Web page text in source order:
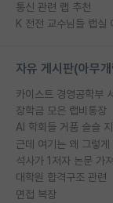
통신 관련 랩 추천
K 전전 교수님들 랩실
자유 게시판(아무
카이스트 경영공학부
장학금 모은 랩비통장
AI 학회들 거품 슬슬
근데 여기는 왜 그렇
석사가 1저자 논문 가
대학원 합격구조 관련
면접 복장